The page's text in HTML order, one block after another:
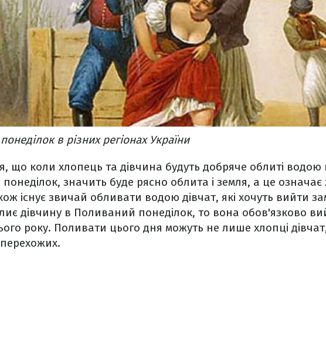
в різних регіонах України
що коли хлопець та дівчина будуть добряче облиті водою
понеділок, значить буде рясно облита і земля, а це
існує звичай обливати водою дівчат, які хочуть вийти
дівчину в Поливаний понеділок, то вона обов'язково
року. Поливати цього дня можуть не лише хлопці